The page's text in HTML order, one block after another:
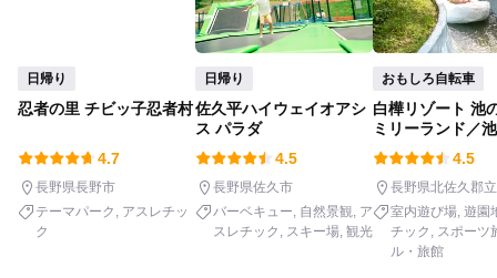
バーベキュー
釣り
潮干狩り 社会見学
工場見学 体験施設
日帰り
忍者の里 チビッ子忍者村
4.7
長野県長野市
テーマパーク
アスレチッ
ク
日帰り
佐久平ハイウェイオアシ
ス パラダ
4.5
長野県佐久市
バーベキュー 自然景観 ア
スレチック
スキー場 観光
おもしろ自転車
白樺リゾート 池
ミリーランド／
テル
4.5
長野県北佐久郡
室内遊び場 遊園
チック
スポーツ
ル・旅館